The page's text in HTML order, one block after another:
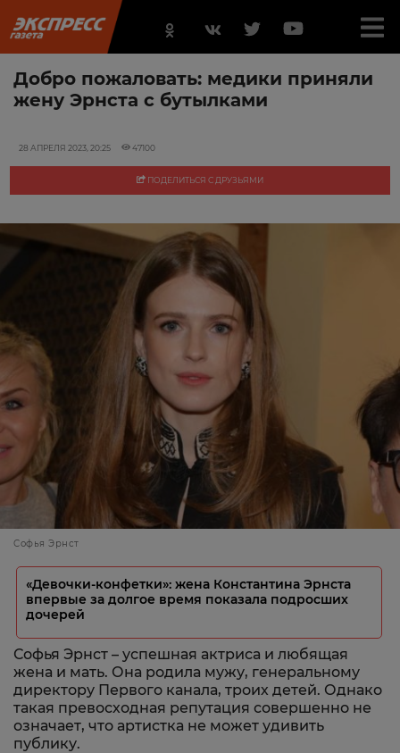
Добро пожаловать: медики приняли
жену Эрнста с бутылками
28 АПРЕЛЯ 2023, 20:25 47100
ПОДЕЛИТЬСЯ С ДРУЗЬЯМИ
Софья Эрнст
«Девочки-конфетки»: жена Константина Эрнста
впервые за долгое время показала подросших
дочерей
Софья Эрнст – успешная актриса и любящая
жена и мать. Она родила мужу, генеральному
директору Первого канала, троих детей. Однако
такая превосходная репутация совершенно не
означает, что артистка не может удивить
публику.